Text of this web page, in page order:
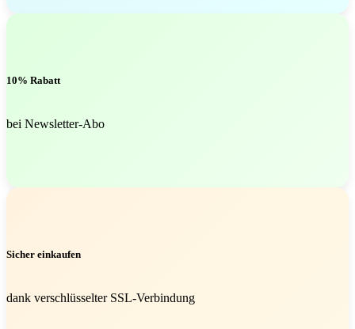
10% Rabatt
bei Newsletter-Abo
Sicher einkaufen
dank verschlüsselter SSL-Verbindung